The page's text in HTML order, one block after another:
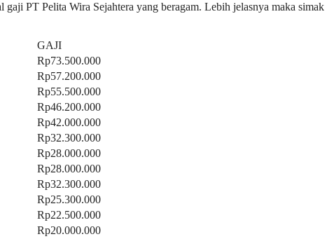
PT Pelita Wira Sejahtera yang beragam. Lebih jelasnya maka simak
GAJI
Rp73.500.000
Rp57.200.000
Rp55.500.000
Rp46.200.000
Rp42.000.000
Rp32.300.000
Rp28.000.000
Rp28.000.000
Rp32.300.000
Rp25.300.000
Rp22.500.000
Rp20.000.000